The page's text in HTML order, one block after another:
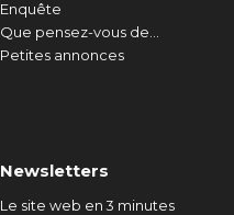
Enquête
Que pensez-vous de...
Petites annonces
Newsletters
Le site web en 3 minutes